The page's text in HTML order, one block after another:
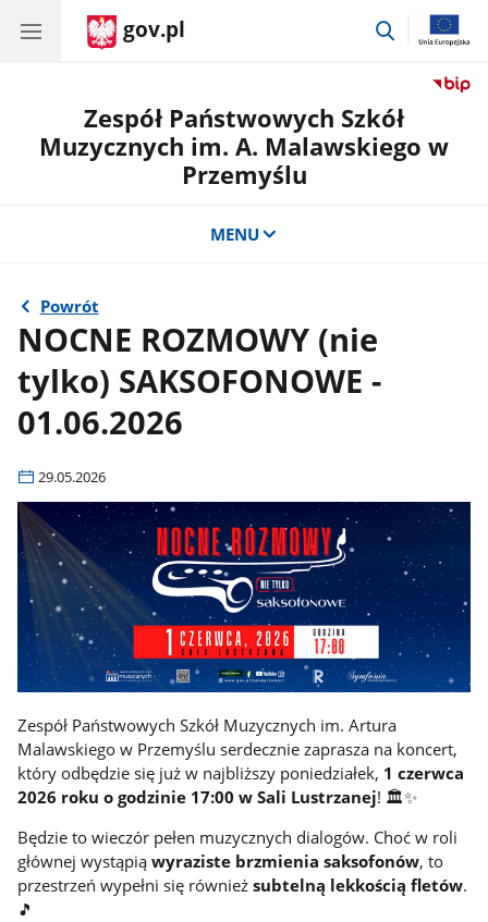
gov.pl
przejdź
Zespół Państwowych Szkół
Muzycznych im. A. Malawskiego w
Przemyślu
MENU
Powrót
NOCNE ROZMOWY (nie
tylko) SAKSOFONOWE -
01.06.2026
29.05.2026
Zespół Państwowych Szkół Muzycznych im. Artura
Malawskiego w Przemyślu serdecznie zaprasza na koncert,
który odbędzie się już w najbliższy poniedziałek, 1 czerwca
2026 roku o godzinie 17:00 w Sali Lustrzanej! 🏛️✨
Będzie to wieczór pełen muzycznych dialogów. Choć w roli
głównej wystąpiąwyraziste brzmienia saksofonów, to
przestrzeń wypełni się równieżsubtelną lekkością fletów.
🎵